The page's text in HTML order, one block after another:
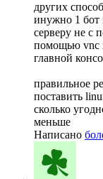
других
инужно 1 бот
серверу не с
помощью vnc
главной
правильное
поставить
сколько
меньше
Написано